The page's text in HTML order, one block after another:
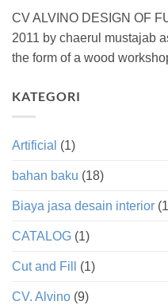
CV ALVINO DESIGN OF
2011 by chaerul mustajab
the form of a wood
KATEGORI
Artificial (1)
bahan baku (18)
Biaya jasa desain interior
CATALOG (1)
Cut and Fill (1)
CV. Alvino (9)